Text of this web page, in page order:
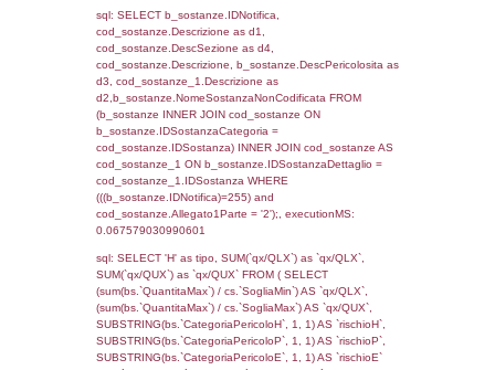
f_territori_limitrofi.Direzione,
f_territori_limitrofi.Denominazione,
f_territori_limitrofi.DescAltro FROM
JOIN cod_territori_tipologia ON
(f_territori_limitrofi.IDTipologiaTerritorio =
cod_territori_tipologia.IDTipologiaTerritorio)
(f_territori_limitrofi.IDTipoTerritorio =
cod_territori_tipologia.IDTerritorioTP)
(((f_territori_limitrofi.IDNotifica)=255) AND
((f_territori_limitrofi.IDTipoTerritorio)=5)),
0.070603847503662
sql: SELECT f_territori_limitrofi.Distanza,